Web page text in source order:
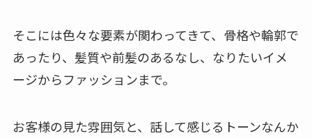
そこには色々な要素が関わってきて、骨格や輪郭で
あったり、髪質や前髪のあるなし、なりたいイメ
ージからファッションまで。
お客様の見た雰囲気と、話して感じるトーンなんか